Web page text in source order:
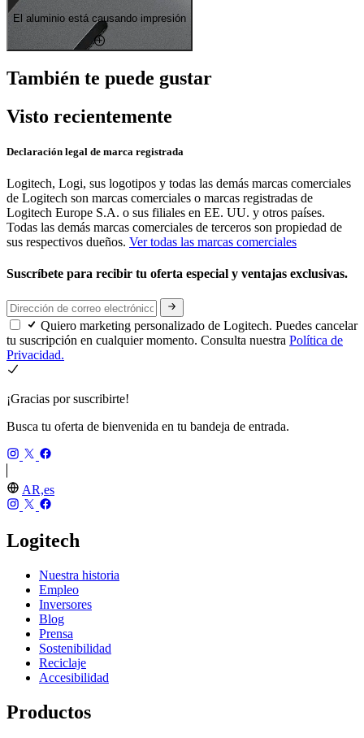
El aluminio está causando impresión
También te puede gustar
Visto recientemente
Declaración legal de marca registrada
Logitech, Logi, sus logotipos y todas las demás marcas comerciales
de Logitech son marcas comerciales o marcas registradas de
Logitech Europe S.A. o sus filiales en EE. UU. y otros países.
Todas las demás marcas comerciales de terceros son propiedad de
sus respectivos dueños. Ver todas las marcas comerciales
Suscríbete para recibir tu oferta especial y ventajas exclusivas.
Quiero marketing personalizado de Logitech. Puedes cancelar
tu suscripción en cualquier momento. Consulta nuestra Política de
Privacidad.
¡Gracias por suscribirte!
Busca tu oferta de bienvenida en tu bandeja de entrada.
AR,es
Logitech
Nuestra historia
Empleo
Inversores
Blog
Prensa
Sostenibilidad
Reciclaje
Accesibilidad
Productos